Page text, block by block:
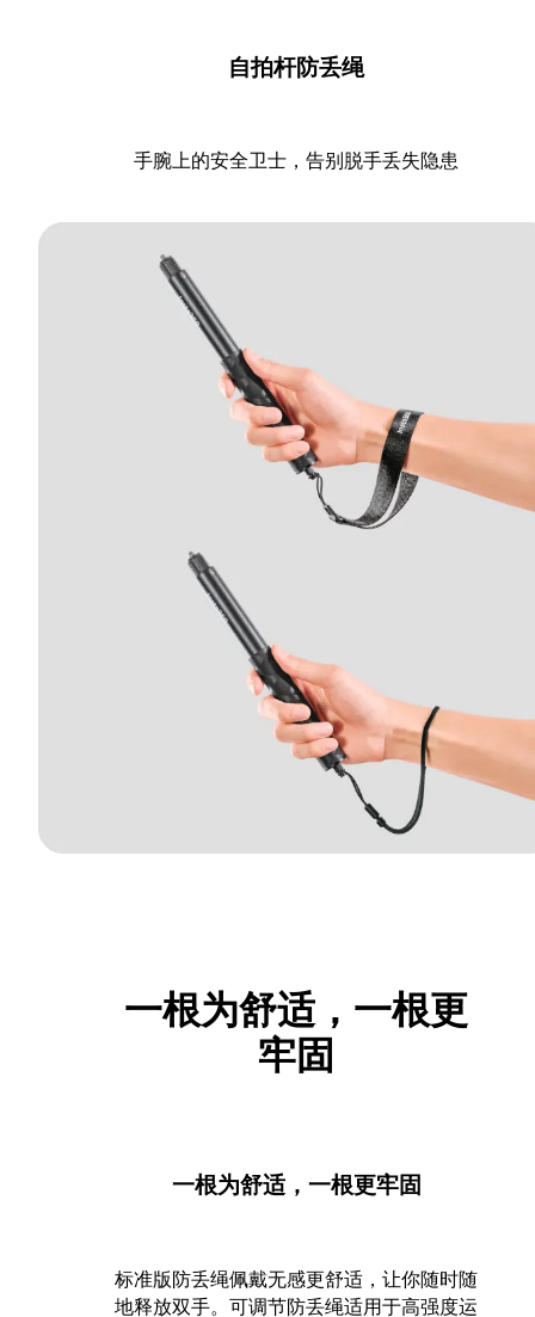
自拍杆防丢绳
手腕上的安全卫士，告别脱手丢失隐患
一根为舒适，一根更
牢固
一根为舒适，一根更牢固
标准版防丢绳佩戴无感更舒适，让你随时随
地释放双手。可调节防丢绳适用于高强度运